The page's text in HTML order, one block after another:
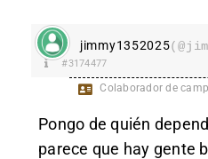
jimmy1352025
#3174477
Colaborador de
Pongo de quién
parece que hay gente